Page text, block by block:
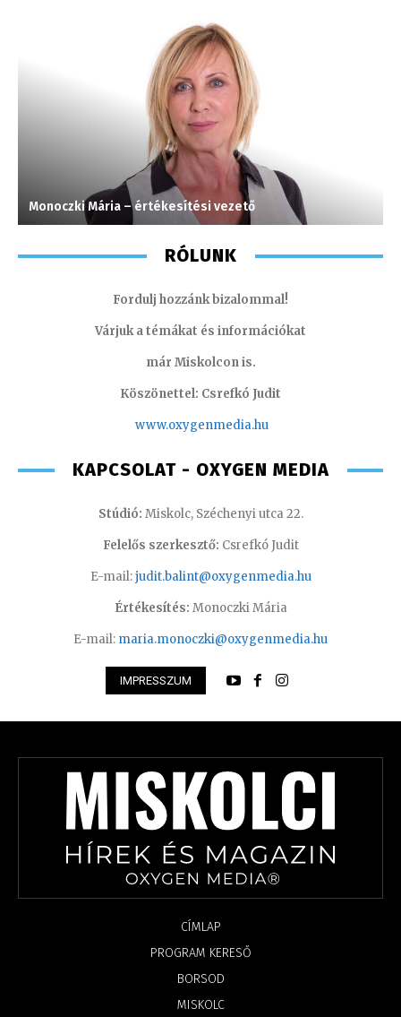
Monoczki Mária – értékesítési vezető
RÓLUNK
Fordulj hozzánk bizalommal!
Várjuk a témákat és információkat
már Miskolcon is.
Köszönettel: Csrefkó Judit
www.oxygenmedia.hu
KAPCSOLAT - OXYGEN MEDIA
Stúdió: Miskolc, Széchenyi utca 22.
Felelős szerkesztő: Csrefkó Judit
E-mail:judit.balint@oxygenmedia.hu
Értékesítés: Monoczki Mária
E-mail: maria.monoczki@oxygenmedia.hu
IMPRESSZUM
CÍMLAP
PROGRAM KERESŐ
BORSOD
MISKOLC